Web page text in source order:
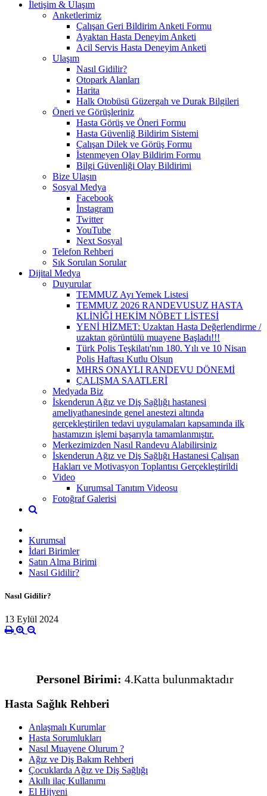
İletişim & Ulaşım
Anketlerimiz
Çalışan Geri Bildirim Anketi Formu
Ayaktan Hasta Deneyim Anketi
Acil Servis Hasta Deneyim Anketi
Ulaşım
Nasıl Gidilir?
Otopark Alanları
Harita
Halk Otobüsü Güzergah ve Durak Bilgileri
Öneri ve Görüşleriniz
Hasta Görüş ve Öneri Formu
Hasta Güvenliğ Bildirim Sistemi
Çalışan Dilek ve Görüş Formu
İstenmeyen Olay Bildirim Formu
Bilgi Güvenliği Olay Bildirimi
Bize Ulaşın
Sosyal Medya
Facebook
İnstagram
Twitter
YouTube
Next Sosyal
Telefon Rehberi
Sık Sorulan Sorular
Dijital Medya
Duyurular
TEMMUZ Ayı Yemek Listesi
TEMMUZ 2026 RANDEVUSUZ HASTA
KLİNİĞİ HEKİM NÖBET LİSTESİ
YENİ HİZMET: Uzaktan Hasta Değerlendirme /
uzaktan görüntülü muayene Başladı!!!
Türk Polis Teşkilatı'nın 180. Yılı ve 10 Nisan
Polis Haftası Kutlu Olsun
MHRS ONAYLI RANDEVU DÖNEMİ
ÇALIŞMA SAATLERİ
Medyada Biz
İskenderun Ağız ve Diş Sağlığı hastanesi
ameliyathanesinde genel anestezi altında
gerçekleştirilen tedavi uygulamaları kapsamında ilk
hastamızın işlemi başarıyla tamamlanmıştır.
Merkezimizden Nasıl Randevu Alabilirsiniz
İskenderun Ağız ve Diş Sağlığı Hastanesi Çalışan
Hakları ve Motivasyon Toplantısı Gerçekleştirildi
Video
Kurumsal Tanıtım Videosu
Fotoğraf Galerisi
Kurumsal
İdari Birimler
Satın Alma Birimi
Nasıl Gidilir?
Nasıl Gidilir?
13 Eylül 2024
Personel Birimi: 4.Katta bulunmaktadır
Hasta Sağlık Rehberi
Anlaşmalı Kurumlar
Hasta Sorumlukları
Nasıl Muayene Olurum ?
Ağız ve Diş Bakım Rehberi
Çocuklarda Ağız ve Diş Sağlığı
Akıllı ilaç Kullanımı
El Hijyeni